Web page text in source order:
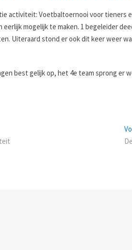
activiteit: Voetbaltoernooi voor tieners
mogelijk te maken. 1 begeleider
Uiteraard stond er ook dit keer weer
best gelijk op, het 4e team sprong er